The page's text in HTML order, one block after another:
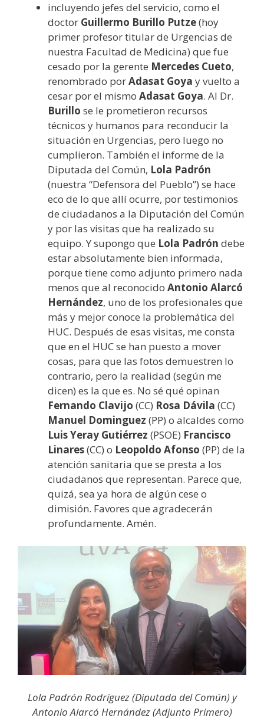
incluyendo jefes del servicio, como el
doctor Guillermo Burillo Putze(hoy
primer profesor titular de Urgencias de
nuestra Facultad de Medicina) que fue
cesado por la gerente Mercedes Cueto,
renombrado porAdasat Goya y vuelto a
cesar por el mismo Adasat Goya. Al Dr.
Burillo se le prometieron recursos
técnicos y humanos para reconducir la
situación en Urgencias, pero luego no
cumplieron. También el informe de la
Diputada del Común, Lola Padrón
(nuestra “Defensora del Pueblo”) se hace
eco de lo que allí ocurre, por testimonios
de ciudadanos a la Diputación del Común
y por las visitas que ha realizado su
equipo. Y supongo que Lola Padrón debe
estar absolutamente bien informada,
porque tiene como adjunto primero nada
menos que al reconocido Antonio Alarcó
Hernández, uno de los profesionales que
más y mejor conoce la problemática del
HUC. Después de esas visitas, me consta
que en el HUC se han puesto a mover
cosas, para que las fotos demuestren lo
contrario, pero la realidad (según me
dicen) es la que es. No sé qué opinan
Fernando Clavijo (CC) Rosa Dávila (CC)
Manuel Dominguez (PP) o alcaldes como
Luis Yeray Gutiérrez (PSOE) Francisco
Linares(CC) o Leopoldo Afonso (PP) de la
atención sanitaria que se presta a los
ciudadanos que representan. Parece que,
quizá, sea ya hora de algún cese o
dimisión. Favores que agradecerán
profundamente. Amén.
Lola Padrón Rodríguez (Diputada del Común) y
Antonio Alarcó Hernández (Adjunto Primero)